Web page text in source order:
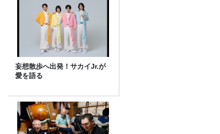
妄想散歩へ出発！サカイJr.が
愛を語る